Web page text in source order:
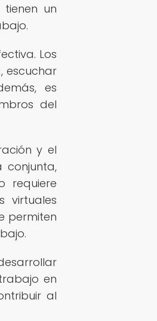
un
Los
escuchar
es
del
y el
conjunta,
requiere
virtuales
permiten
en
al